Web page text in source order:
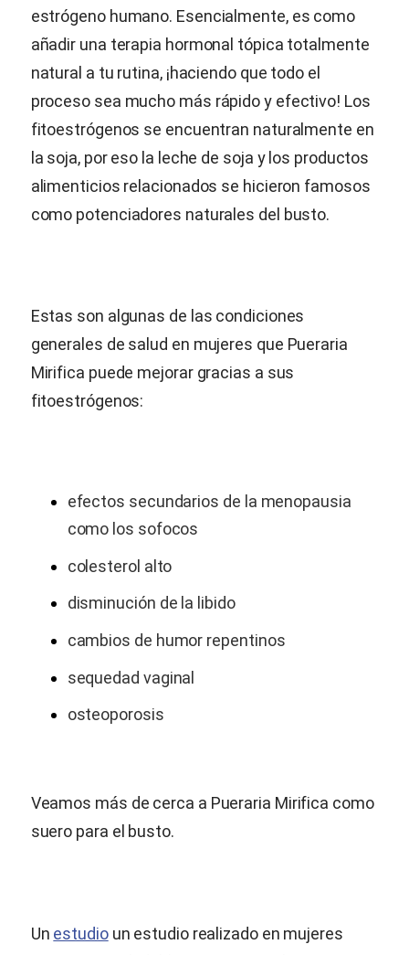
estrógeno humano. Esencialmente, es como
añadir una terapia hormonal tópica totalmente
natural a tu rutina, ¡haciendo que todo el
proceso sea mucho más rápido y efectivo! Los
fitoestrógenos se encuentran naturalmente en
la soja, por eso la leche de soja y los productos
alimenticios relacionados se hicieron famosos
como potenciadores naturales del busto.
Estas son algunas de las condiciones
generales de salud en mujeres que Pueraria
Mirifica puede mejorar gracias a sus
fitoestrógenos:
efectos secundarios de la menopausia
como los sofocos
colesterol alto
disminución de la libido
cambios de humor repentinos
sequedad vaginal
osteoporosis
Veamos más de cerca a Pueraria Mirifica como
suero para el busto.
Un estudioun estudio realizado en mujeres